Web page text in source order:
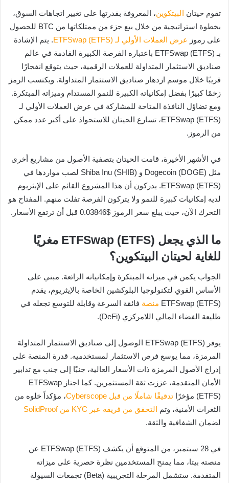
تقوم حيتان البيتكوين، المعروفة بقدرتها على تغيير اتجاهات السوق،
بخطوة استراتيجية من خلال بيع جزء من ممتلكاتها من BTC للحصول
على رموز عرض العملات الأولي لـ ETFSwap (ETFS)
. يتم الإشادة
بـ ETFSwap (ETFS) باعتباره الفرصة الكبيرة القادمة في عالم
صناديق الاستثمار المتداولة للعملات الرقمية، حيث يتوقع انفجارًا
قريبًا خلال موسم ازدهار صناديق الاستثمار المتداولة. ويكتسب الرمز
زخمًا كبيرًا بفضل إمكانياته الكبيرة للنمو المستدام وميزاته المبتكرة.
ومع تضاؤل النافذة المتاحة للمشاركة في عرض العملات الأولي لـ
ETFSwap (ETFS)، تسارع الحيتان للاستحواذ على أكبر عدد ممكن
من الرموز.
في الأشهر الأخيرة، قامت الحيتان بتصفية الأصول من مشاريع أخرى
مثل Dogecoin (DOGE) و Shiba Inu (SHIB) لصب مواردها في
ETFSwap (ETFS). يدركون أن هذا المشروع القائم على الإيثريوم
لديه إمكانيات كبيرة للنمو ولا يتركون الفرصة تفلت منهم. المفتاح هو
التحرك الآن، حيث يبلغ سعر الرموز $0.03846 قبل أن ترتفع الأسعار.
ما الذي يجعل ETFSwap (ETFS) مغريًا
للغاية لحيتان البيتكوين؟
الجواب يكمن في ميزاته المبتكرة وإمكانياته الرائعة. مبني على
الأساس القوي لتكنولوجيا البلوكشين الخاصة بالإيثريوم، يقدم
ETFSwap (ETFS) منصة فائقة السرعة وقابلة للتوسع تجعله في
طليعة الفضاء المالي اللامركزي (DeFi).
يوفر ETFSwap (ETFS) الوصول إلى صناديق الاستثمار المتداولة
المرمزة، مما يوسع فرص الاستثمار لمستخدميه. قدرة المنصة على
إدراج الأصول المرمزة ذات الأسعار العالية، جنبًا إلى جنب مع تدابير
الأمان المتقدمة، عززت ثقة المستثمرين. كما اجتاز ETFSwap
(ETFS) مؤخرًا
تدقيقًا شاملًا من قبل Cyberscope
، مؤكداً خلوه من
الثغرات الأمنية، وتم التحقق من فريقه عبر KYC من SolidProof
لضمان الشفافية والثقة.
في 28 سبتمبر، من المتوقع أن يكشف ETFSwap (ETFS) عن
منصته بيتا، مما يمنح المستخدمين نظرة حصرية على ميزاته
المتقدمة. ستشمل المرحلة التجريبية (Beta) تجمعات السيولة